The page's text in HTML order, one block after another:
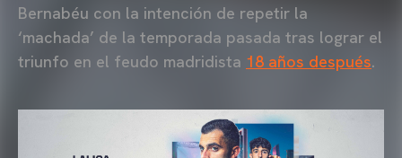
Bernabéu con la intención de repetir la
‘machada’ de la temporada pasada tras lograr el
triunfo en el feudo madridista 18 años después.